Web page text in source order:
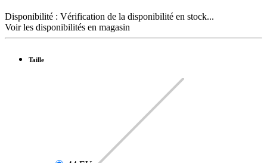
Disponibilité : Vérification de la disponibilité en stock...
Voir les disponibilités en magasin
Taille